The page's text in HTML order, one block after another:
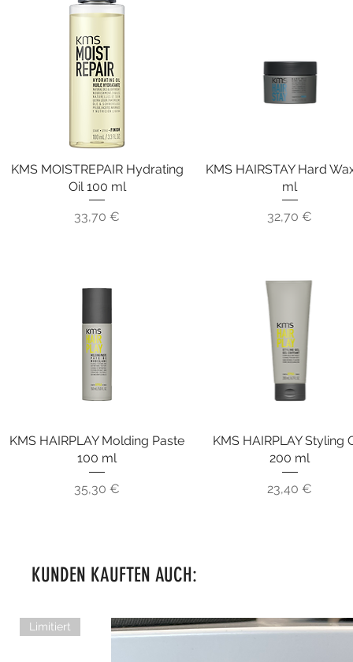
Schnellansicht
KMS MOISTREPAIR Hydrating
Oil 100 ml
Preis
33,70 €
Schnellansicht
KMS HAIRSTAY Hard
ml
Preis
32,70 €
Schnellansicht
KMS HAIRPLAY Molding Paste
100 ml
Preis
35,30 €
Schnellansicht
KMS HAIRPLAY Styling
200 ml
Preis
23,40 €
KUNDEN KAUFTEN AUCH:
Limitiert